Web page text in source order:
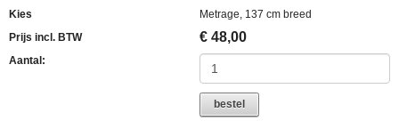
Kies
Metrage, 137 cm breed
Prijs incl. BTW
€ 48,00
Aantal:
bestel